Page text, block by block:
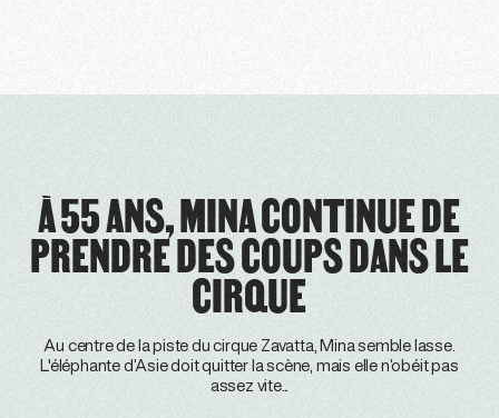
À 55 ANS, MINA CONTINUE DE
PRENDRE DES COUPS DANS LE
CIRQUE
Au centre de la piste du cirque Zavatta, Mina semble lasse.
L'éléphante d’Asie doit quitter la scène, mais elle n’obéit pas
assez vite...